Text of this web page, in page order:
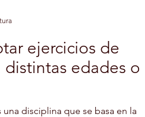
ejercicios de
distintas edades o
disciplina que se basa en la